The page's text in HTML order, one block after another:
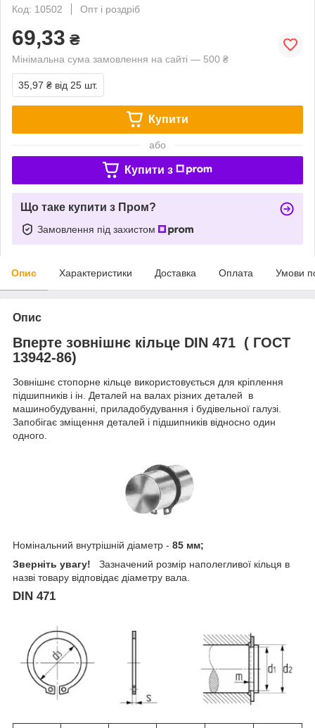
Код: 10502
Опт і роздріб
69,33 ₴
Мінімальна сума замовлення на сайті — 500 ₴
35,97 ₴ від 25 шт.
Купити
або
Купити з
Що таке купити з Пром?
Замовлення під захистом
Опис Характеристики Доставка Оплата Умови
Опис
Вперте зовнішнє кільце DIN 471 ( ГОСТ
13942-86)
Зовнішнє стопорне кільце використовується для кріплення
підшипників і ін. Деталей на валах різних деталей в
машинобудуванні, приладобудування і будівельної галузі.
Запобігає зміщення деталей і підшипників відносно один
одного.
Номінальний внутрішній діаметр - 85 мм;
Зверніть увагу!
Зазначений розмір наполегливої кільця в
назві товару відповідає діаметру вала.
DIN 471